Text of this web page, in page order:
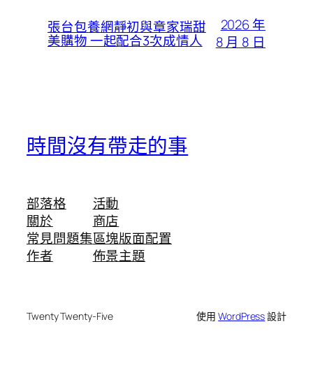
張台包養網靜初與章家瑞甜
美購物 一起配合3次成情人
2026 年
8 月 8 日
時間沒有帶走的事
部落格
關於
常見問題集
作者
活動
商店
區塊版面配置
佈景主題
Twenty Twenty-Five 使用WordPress設計